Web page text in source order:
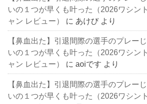
いの１つが早くも叶った（2026ワシン
ャン レビュー）
に あけび より
【鼻血出た】引退間際の選手のプレー
いの１つが早くも叶った（2026ワシン
ャン レビュー）
にaoiです より
【鼻血出た】引退間際の選手のプレー
いの１つが早くも叶った（2026ワシン